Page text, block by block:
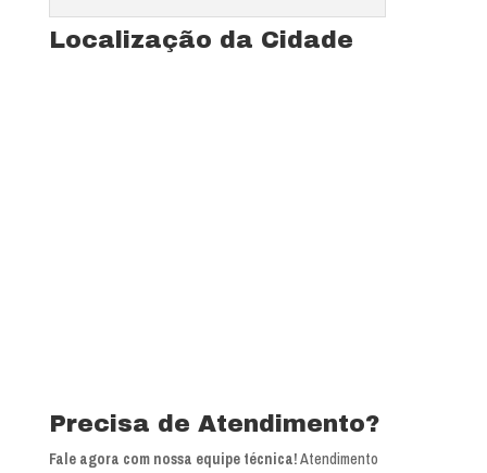
Localização da Cidade
Precisa de Atendimento?
Fale agora com nossa equipe técnica!Atendimento